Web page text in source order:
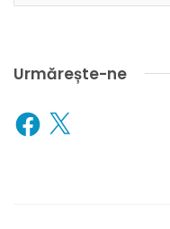
Urmărește-ne
Facebook
X